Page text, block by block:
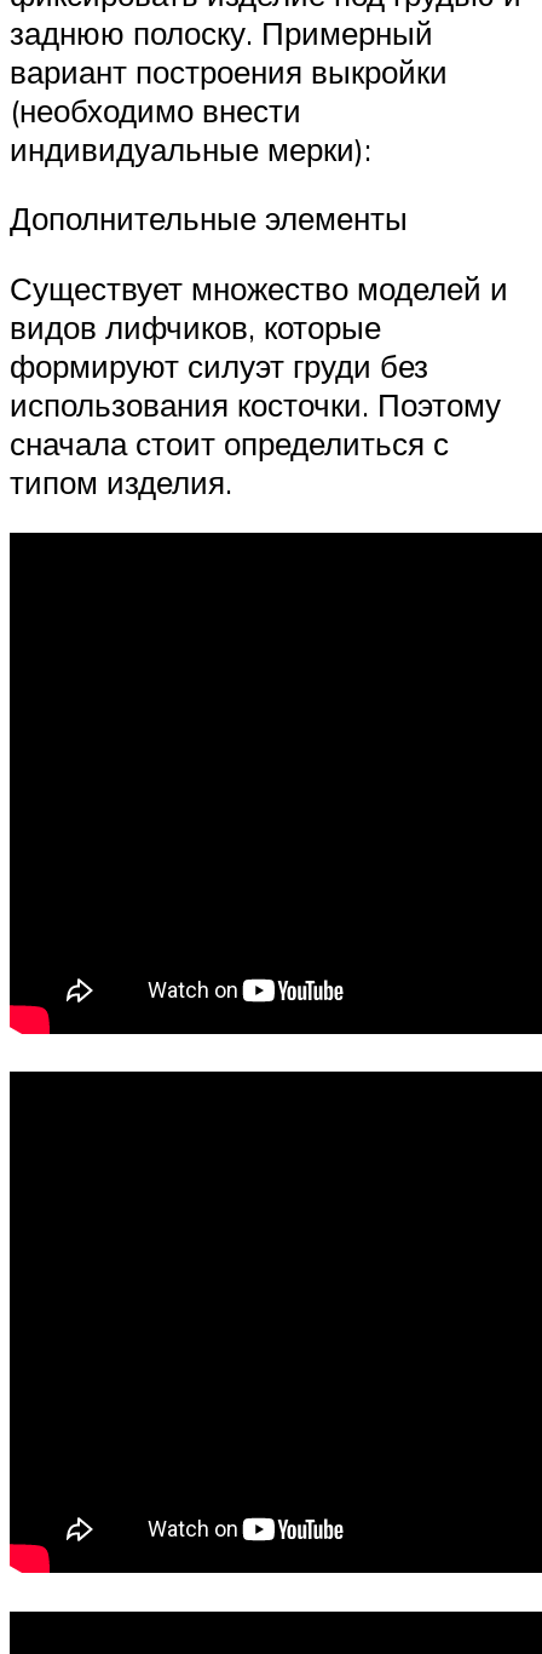
заднюю полоску. Примерный
вариант построения выкройки
(необходимо внести
индивидуальные мерки):
Дополнительные элементы
Существует множество моделей и
видов лифчиков, которые
формируют силуэт груди без
использования косточки. Поэтому
сначала стоит определиться с
типом изделия.